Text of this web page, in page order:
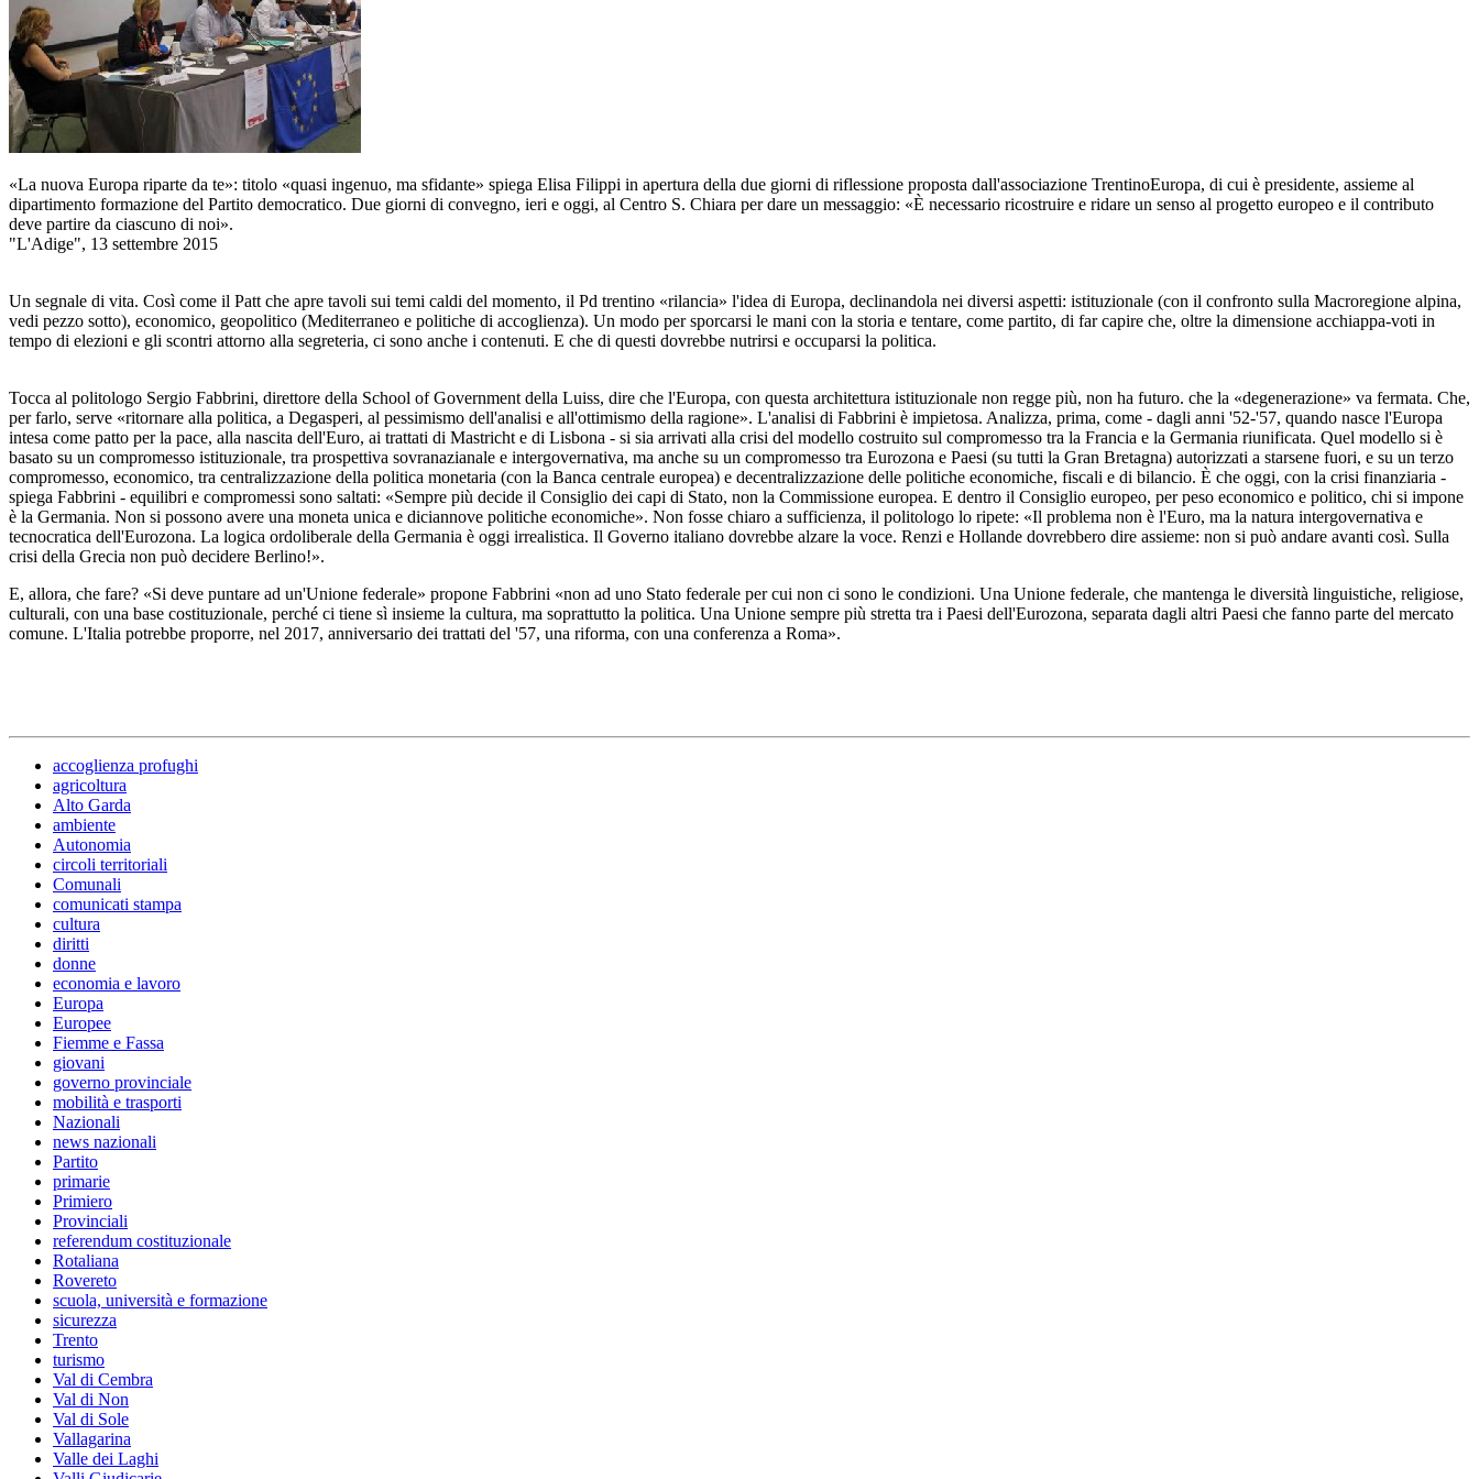
«La nuova Europa riparte da te»: titolo «quasi ingenuo, ma sfidante» spiega Elisa Filippi in apertura della due giorni di riflessione proposta dall'associazione TrentinoEuropa, di cui è presidente, assieme al
dipartimento formazione del Partito democratico. Due giorni di convegno, ieri e oggi, al Centro S. Chiara per dare un messaggio: «È necessario ricostruire e ridare un senso al progetto europeo e il contributo
deve partire da ciascuno di noi».
"L'Adige", 13 settembre 2015
Un segnale di vita. Così come il Patt che apre tavoli sui temi caldi del momento, il Pd trentino «rilancia» l'idea di Europa, declinandola nei diversi aspetti: istituzionale (con il confronto sulla Macroregione alpina,
vedi pezzo sotto), economico, geopolitico (Mediterraneo e politiche di accoglienza). Un modo per sporcarsi le mani con la storia e tentare, come partito, di far capire che, oltre la dimensione acchiappa-voti in
tempo di elezioni e gli scontri attorno alla segreteria, ci sono anche i contenuti. E che di questi dovrebbe nutrirsi e occuparsi la politica.
Tocca al politologo Sergio Fabbrini, direttore della School of Government della Luiss, dire che l'Europa, con questa architettura istituzionale non regge più, non ha futuro. che la «degenerazione» va fermata. Che,
per farlo, serve «ritornare alla politica, a Degasperi, al pessimismo dell'analisi e all'ottimismo della ragione». L'analisi di Fabbrini è impietosa. Analizza, prima, come - dagli anni '52-'57, quando nasce l'Europa
intesa come patto per la pace, alla nascita dell'Euro, ai trattati di Mastricht e di Lisbona - si sia arrivati alla crisi del modello costruito sul compromesso tra la Francia e la Germania riunificata. Quel modello si è
basato su un compromesso istituzionale, tra prospettiva sovranazianale e intergovernativa, ma anche su un compromesso tra Eurozona e Paesi (su tutti la Gran Bretagna) autorizzati a starsene fuori, e su un terzo
compromesso, economico, tra centralizzazione della politica monetaria (con la Banca centrale europea) e decentralizzazione delle politiche economiche, fiscali e di bilancio. È che oggi, con la crisi finanziaria -
spiega Fabbrini - equilibri e compromessi sono saltati: «Sempre più decide il Consiglio dei capi di Stato, non la Commissione europea. E dentro il Consiglio europeo, per peso economico e politico, chi si impone
è la Germania. Non si possono avere una moneta unica e diciannove politiche economiche». Non fosse chiaro a sufficienza, il politologo lo ripete: «Il problema non è l'Euro, ma la natura intergovernativa e
tecnocratica dell'Eurozona. La logica ordoliberale della Germania è oggi irrealistica. Il Governo italiano dovrebbe alzare la voce. Renzi e Hollande dovrebbero dire assieme: non si può andare avanti così. Sulla
crisi della Grecia non può decidere Berlino!».
E, allora, che fare? «Si deve puntare ad un'Unione federale» propone Fabbrini «non ad uno Stato federale per cui non ci sono le condizioni. Una Unione federale, che mantenga le diversità linguistiche, religiose,
culturali, con una base costituzionale, perché ci tiene sì insieme la cultura, ma soprattutto la politica. Una Unione sempre più stretta tra i Paesi dell'Eurozona, separata dagli altri Paesi che fanno parte del mercato
comune. L'Italia potrebbe proporre, nel 2017, anniversario dei trattati del '57, una riforma, con una conferenza a Roma».
accoglienza profughi
agricoltura
Alto Garda
ambiente
Autonomia
circoli territoriali
Comunali
comunicati stampa
cultura
diritti
donne
economia e lavoro
Europa
Europee
Fiemme e Fassa
giovani
governo provinciale
mobilità e trasporti
Nazionali
news nazionali
Partito
primarie
Primiero
Provinciali
referendum costituzionale
Rotaliana
Rovereto
scuola, università e formazione
sicurezza
Trento
turismo
Val di Cembra
Val di Non
Val di Sole
Vallagarina
Valle dei Laghi